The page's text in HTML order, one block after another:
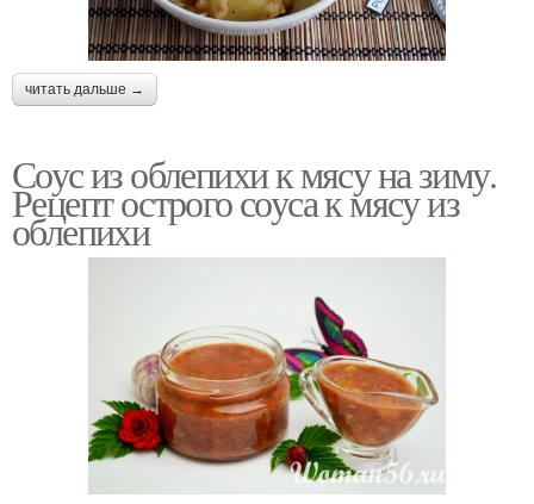
читать дальше →
Соус из облепихи к мясу на зиму.
Рецепт острого соуса к мясу из
облепихи